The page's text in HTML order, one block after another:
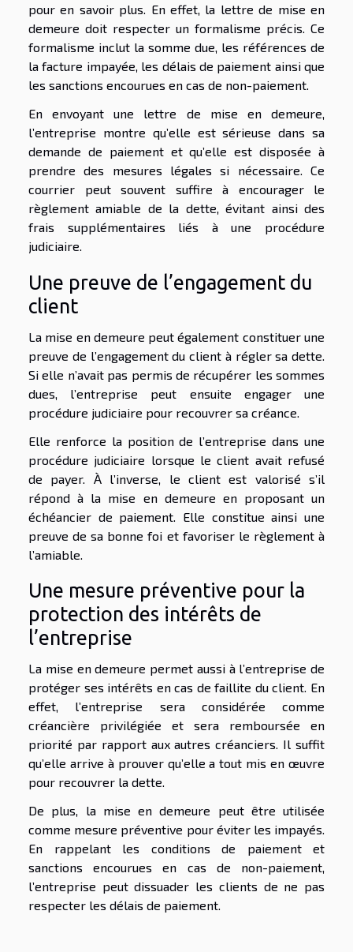
pour en savoir plus. En effet, la lettre de mise en
demeure doit respecter un formalisme précis. Ce
formalisme inclut la somme due, les références de
la facture impayée, les délais de paiement ainsi que
les sanctions encourues en cas de non-paiement.
En envoyant une lettre de mise en demeure,
l’entreprise montre qu’elle est sérieuse dans sa
demande de paiement et qu’elle est disposée à
prendre des mesures légales si nécessaire. Ce
courrier peut souvent suffire à encourager le
règlement amiable de la dette, évitant ainsi des
frais supplémentaires liés à une procédure
judiciaire.
Une preuve de l’engagement du
client
La mise en demeure peut également constituer une
preuve de l’engagement du client à régler sa dette.
Si elle n’avait pas permis de récupérer les sommes
dues, l’entreprise peut ensuite engager une
procédure judiciaire pour recouvrer sa créance.
Elle renforce la position de l’entreprise dans une
procédure judiciaire lorsque le client avait refusé
de payer. À l’inverse, le client est valorisé s’il
répond à la mise en demeure en proposant un
échéancier de paiement. Elle constitue ainsi une
preuve de sa bonne foi et favoriser le règlement à
l’amiable.
Une mesure préventive pour la
protection des intérêts de
l’entreprise
La mise en demeure permet aussi à l’entreprise de
protéger ses intérêts en cas de faillite du client. En
effet, l’entreprise sera considérée comme
créancière privilégiée et sera remboursée en
priorité par rapport aux autres créanciers. Il suffit
qu’elle arrive à prouver qu’elle a tout mis en œuvre
pour recouvrer la dette.
De plus, la mise en demeure peut être utilisée
comme mesure préventive pour éviter les impayés.
En rappelant les conditions de paiement et
sanctions encourues en cas de non-paiement,
l’entreprise peut dissuader les clients de ne pas
respecter les délais de paiement.